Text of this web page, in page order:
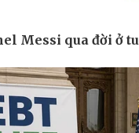
Thị
Tiêu
Tỷ giá
Chứng
Giá cà